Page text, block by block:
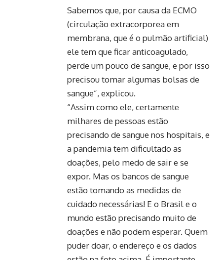
Sabemos que, por causa da ECMO
(circulação extracorporea em
membrana, que é o pulmão artificial)
ele tem que ficar anticoagulado,
perde um pouco de sangue, e por isso
precisou tomar algumas bolsas de
sangue”, explicou.
“Assim como ele, certamente
milhares de pessoas estão
precisando de sangue nos hospitais, e
a pandemia tem dificultado as
doações, pelo medo de sair e se
expor. Mas os bancos de sangue
estão tomando as medidas de
cuidado necessárias! E o Brasil e o
mundo estão precisando muito de
doações e não podem esperar. Quem
puder doar, o endereço e os dados